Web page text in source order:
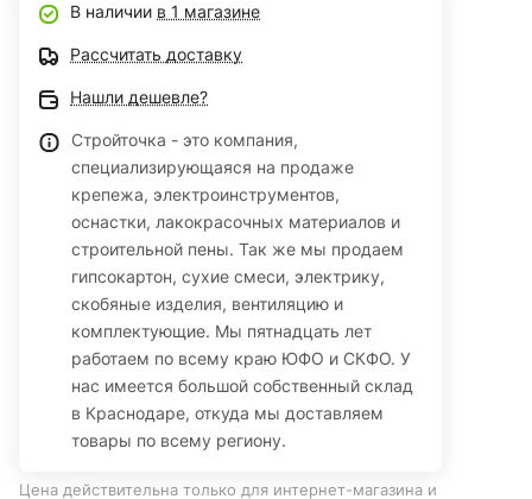
В наличии в 1 магазине
Рассчитать доставку
Нашли дешевле?
Стройточка - это компания,
специализирующаяся на продаже
крепежа, электроинструментов,
оснастки, лакокрасочных материалов и
строительной пены. Так же мы продаем
гипсокартон, сухие смеси, электрику,
скобяные изделия, вентиляцию и
комплектующие. Мы пятнадцать лет
работаем по всему краю ЮФО и СКФО. У
нас имеется большой собственный склад
в Краснодаре, откуда мы доставляем
товары по всему региону.
Цена действительна только для интернет-магазина и